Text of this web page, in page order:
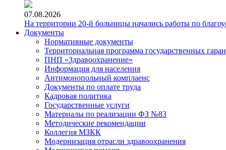
07.08.2026
На территории 20-й больницы начались работы по
Документы
Нормативные документы
Территориальная программа государственных
ПНП «Здравоохранение»
Информация для населения
Антимонопольный комплаенс
Документы по оплате труда
Кадровая политика
Государственные услуги
Материалы по реализации ФЗ №83
Методические рекомендации
Коллегия МЗКК
Модернизация отрасли здравоохранения